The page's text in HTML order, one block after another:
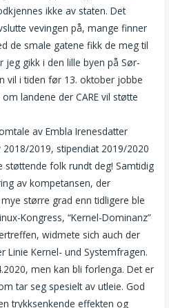
ikke av staten. Det
vevingen på, mange finner
de smale gatene fikk de meg til
jeg gikk i den lille byen på Sør-
vil i tiden før 13. oktober jobbe
landene der CARE vil støtte
av Embla Irenesdatter
2019, stipendiat 2019/2020
støttende folk rundt deg! Samtidig
av kompetansen, der
større grad enn tidligere ble
Kongress, “Kernel-Dominanz”
widmete sich auch der
Linie Kernel- und Systemfragen.
men kan bli forlenga. Det er
tar seg spesielt av utleie. God
trykksenkende effekten og